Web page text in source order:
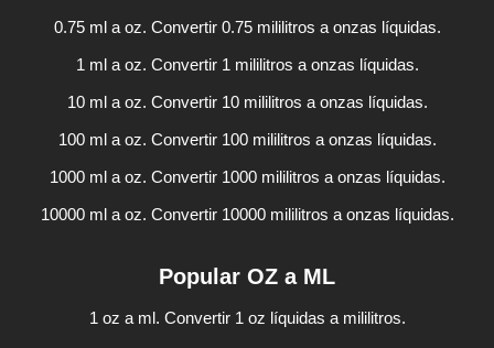
0.75 ml a oz. Convertir 0.75 mililitros a onzas líquidas.
1 ml a oz. Convertir 1 mililitros a onzas líquidas.
10 ml a oz. Convertir 10 mililitros a onzas líquidas.
100 ml a oz. Convertir 100 mililitros a onzas líquidas.
1000 ml a oz. Convertir 1000 mililitros a onzas líquidas.
10000 ml a oz. Convertir 10000 mililitros a onzas líquidas.
Popular OZ a ML
1 oz a ml. Convertir 1 oz líquidas a mililitros.